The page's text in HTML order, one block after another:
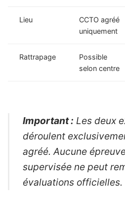
Lieu
CCTO agréé
uniquement
Rattrapage
Possible
selon centre
Important : Les deux
déroulent
agréé. Aucune
supervisée ne peut
évaluations officielles.